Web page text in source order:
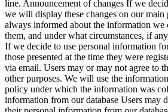
line. Announcement of changes If we
we will display these changes on our main
always informed about the information we
them, and under what circumstances, if
If we decide to use personal information
those presented at the time they were
via email. Users may or may not agree to
other purposes. We will use the
policy under which the information was
information from our database Users may